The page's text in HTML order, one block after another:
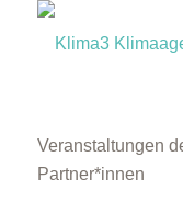
Veranstaltungen
Partner*innen